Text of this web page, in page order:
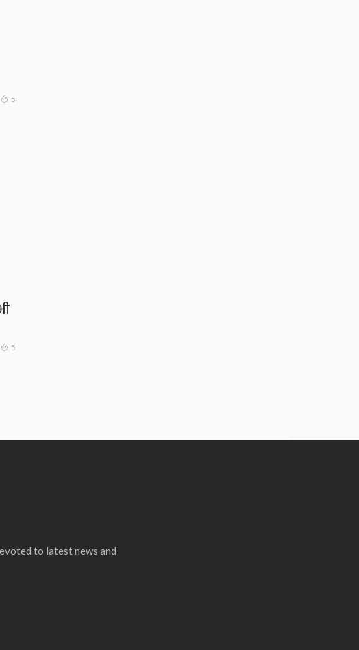
5
5
to latest news and